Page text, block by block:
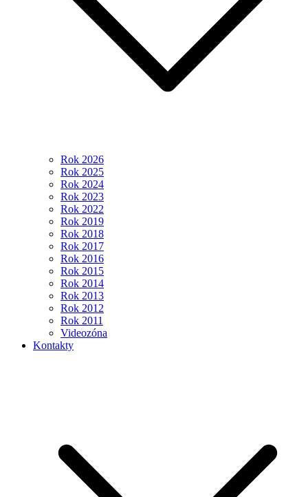
Rok 2026
Rok 2025
Rok 2024
Rok 2023
Rok 2022
Rok 2019
Rok 2018
Rok 2017
Rok 2016
Rok 2015
Rok 2014
Rok 2013
Rok 2012
Rok 2011
Videozóna
Kontakty